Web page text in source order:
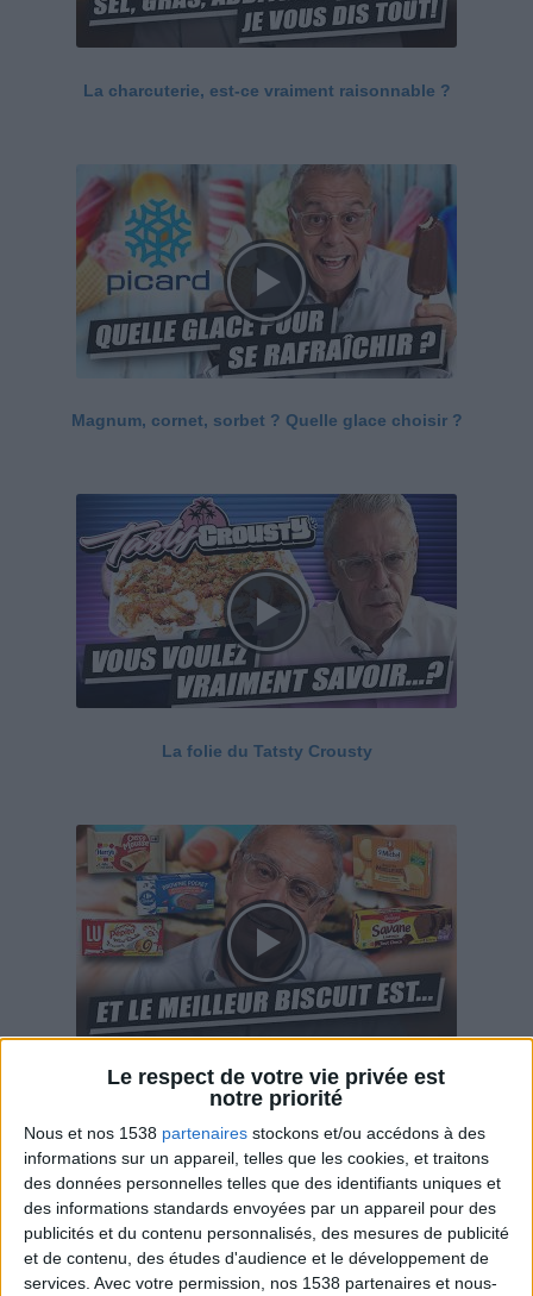
Le respect de votre vie privée est
notre priorité
Nous et nos 1538 partenaires stockons et/ou accédons à des
informations sur un appareil, telles que les cookies, et traitons
des données personnelles telles que des identifiants uniques et
des informations standards envoyées par un appareil pour des
publicités et du contenu personnalisés, des mesures de publicité
et de contenu, des études d'audience et le développement de
services. Avec votre permission, nos 1538 partenaires et nous-
La charcuterie, est-ce vraiment raisonnable ?
Magnum, cornet, sorbet ? Quelle glace choisir ?
La folie du Tatsty Crousty
Savane, LU, Pepito, Harrys... Que valent vraiment
ces gâteaux ?
Webinaires en direct Voir tout